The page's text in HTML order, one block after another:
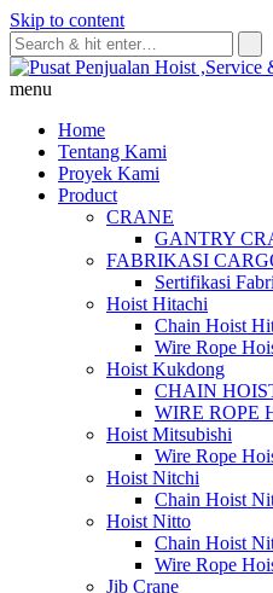
Skip to content
menu
Home
Tentang Kami
Proyek Kami
Product
CRANE
GANTRY
FABRIKASI
Sertifikasi
Hoist Hitachi
Chain Hoist
Wire Rope
Hoist Kukdong
CHAIN
WIRE ROPE
Hoist Mitsubishi
Wire Rope
Hoist Nitchi
Chain Hoist
Hoist Nitto
Chain Hoist
Wire Rope
Jib Crane